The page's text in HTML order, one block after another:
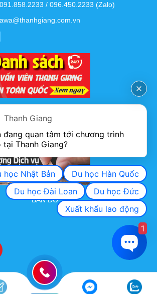
091.858.2233 / 096.450.2233 (Zalo)
SÁT CHẤT LƯỢNG DỊCH VỤ
BẢN ĐỒ
Thanh Giang
đang quan tâm tới chương trình
tại Thanh Giang?
học Nhật Bản
Du học Hàn Quốc
Du học Đài Loan
Du học Đức
Xuất khẩu lao động
1